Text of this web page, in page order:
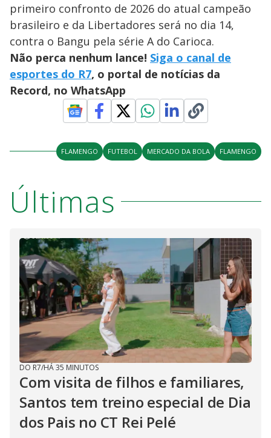
primeiro confronto de 2026 do atual campeão
brasileiro e da Libertadores será no dia 14,
contra o Bangu pela série A do Carioca.
Não perca nenhum lance! Siga o canal de
esportes do R7, o portal de notícias da
Record, no WhatsApp
FLAMENGO FUTEBOL MERCADO DA BOLA FLAMENGO
Últimas
DO R7/HÁ 35 MINUTOS
Com visita de filhos e familiares,
Santos tem treino especial de Dia
dos Pais no CT Rei Pelé